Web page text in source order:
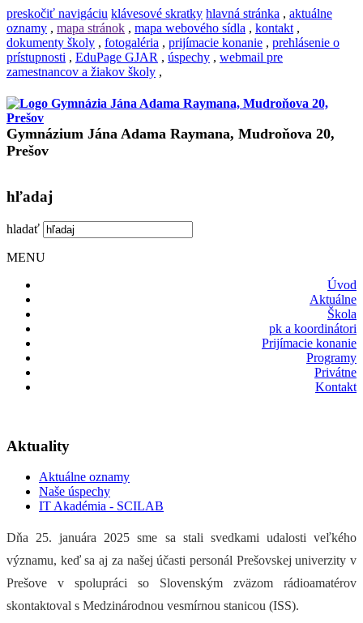
preskočiť navigáciu klávesové skratky hlavná stránka , aktuálne
oznamy , mapa stránok , mapa webového sídla , kontakt ,
dokumenty školy , fotogaléria , prijímacie konanie , prehlásenie o
prístupnosti , EduPage GJAR , úspechy , webmail pre
zamestnancov a žiakov školy ,
Gymnázium Jána Adama Raymana, Mudroňova 20,
Prešov
hľadaj
hladať
MENU
Úvod
Aktuálne
Škola
pk a koordinátori
Prijímacie konanie
Programy
Privátne
Kontakt
Aktuality
Aktuálne oznamy
Naše úspechy
IT Akadémia - SCILAB
Dňa 25. januára2025 sme sa stali svedkami udalosti veľkého
významu, keď saaj za našej účasti personál Prešovskej univerzity v
Prešove v spolupráci so Slovenským zväzom rádioamatérov
skontaktoval s Medzinárodnou vesmírnou stanicou (ISS).